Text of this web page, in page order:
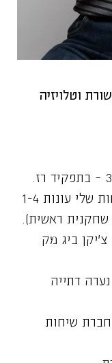
וטלויזיה
2016-2024 – האחיות המוצלחות שלי עונות 1-4
ראשית).
צ׳יקן ביג מק
נערה דתייה
בחברת שיחות